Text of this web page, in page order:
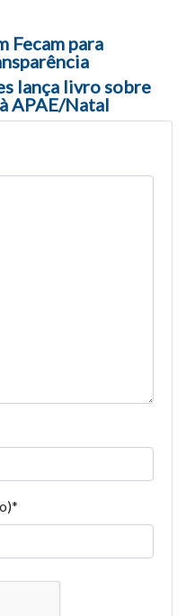
posts
Fecam para
lança livro sobre
APAE/Natal
*